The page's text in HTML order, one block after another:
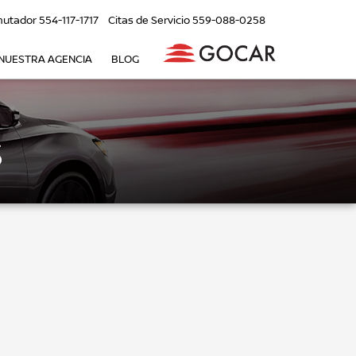
554-117-1717 Citas de Servicio559-088-0258
AGENCIA BLOG